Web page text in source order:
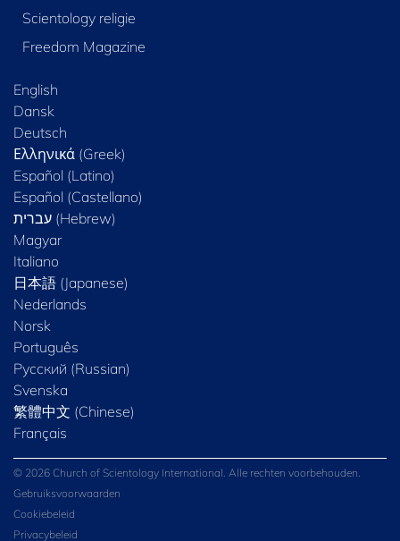
Scientology religie
Freedom Magazine
English
Dansk
Deutsch
Ελληνικά (Greek)
Español (Latino)
Español (Castellano)
Magyar
Italiano
日本語 (Japanese)
Nederlands
Norsk
Português
Русский (Russian)
Svenska
繁體中文 (Chinese)
Français
© 2026 Church of Scientology International. Alle rechten voorbehouden.
Gebruiksvoorwaarden
Cookiebeleid
Privacybeleid